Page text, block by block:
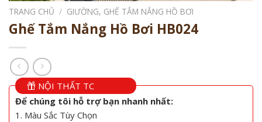
TRANG CHỦ / GIƯỜNG, GHẾ TẮM NẮNG HỒ BƠI
Ghế Tắm Nắng Hồ Bơi HB024
NỘI THẤT TC
Để chúng tôi hỗ trợ bạn nhanh nhất:
1. Màu Sắc Tùy Chọn